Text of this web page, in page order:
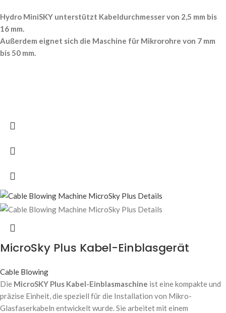
Hydro MiniSKY unterstützt Kabeldurchmesser von 2,5 mm bis
16 mm.
Außerdem eignet sich die Maschine für Mikrorohre von 7 mm
bis 50 mm.
MicroSky Plus Kabel-Einblasgerät
Cable Blowing
Die MicroSKY Plus Kabel-Einblasmaschine ist eine kompakte und
präzise Einheit, die speziell für die Installation von Mikro-
Glasfaserkabeln entwickelt wurde. Sie arbeitet mit einem